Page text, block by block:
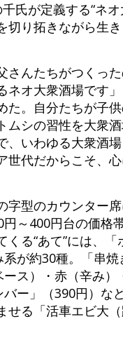
氏が定義する“ネ
り拓きながら生
さんたちがつくっ
オ⼤衆酒場です」
。自分たちが子
シの習性を大衆
いわゆる大衆酒
代だからこそ、
型のカウンター
～400円台の価格
る“あて”には、
が約30種。「串
ス）・赤（辛み
ー」（390円）な
る「活車エビ大